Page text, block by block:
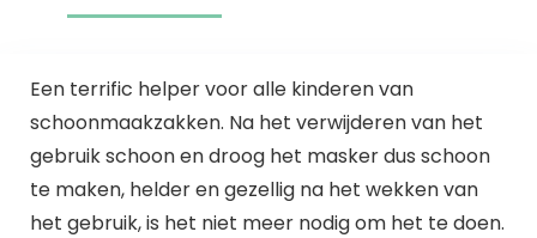
Een terrific helper voor alle kinderen van
schoonmaakzakken. Na het verwijderen van het
gebruik schoon en droog het masker dus schoon
te maken, helder en gezellig na het wekken van
het gebruik, is het niet meer nodig om het te doen.